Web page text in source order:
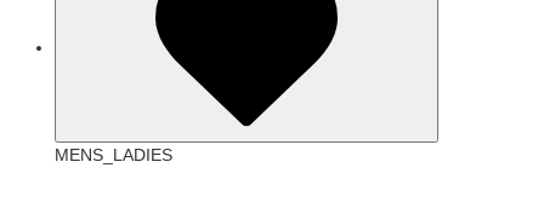
MENS_LADIES